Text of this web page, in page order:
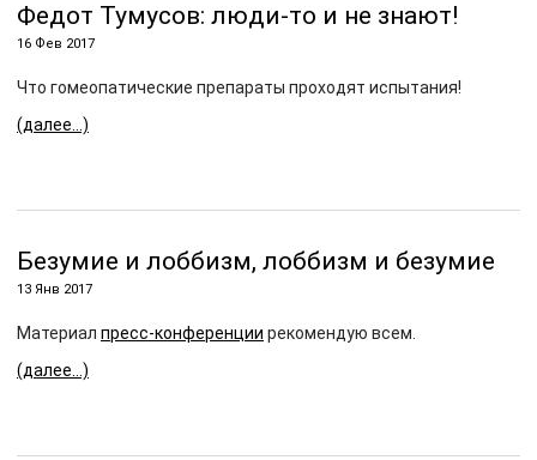
Федот Тумусов: люди-то и не знают!
16 Фев 2017
Что гомеопатические препараты проходят испытания!
(далее…)
Безумие и лоббизм, лоббизм и безумие
13 Янв 2017
Материал пресс-конференции рекомендую всем.
(далее…)